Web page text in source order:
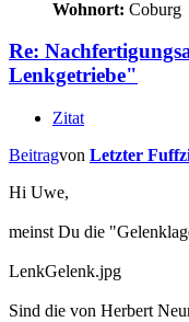
Wohnort: Coburg
Re:
Lenkgetriebe"
Zitat
Beitragvon Letzter
Hi Uwe,
meinst Du die
LenkGelenk.jpg
Sind die von Herbert